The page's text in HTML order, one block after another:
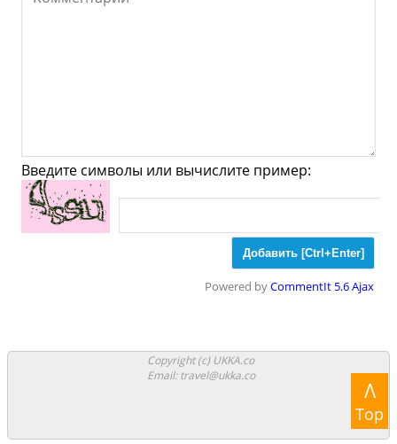
Мода
Музеи Галлереи
Церкви
Синагоги
Аттракционы
Аквапарки
Зоопарки
Введите символы или вычислите пример:
Powered byCommentIt 5.6 Ajax
Copyright (c) UKKA.co
Email: travel@ukka.co
Λ
Top